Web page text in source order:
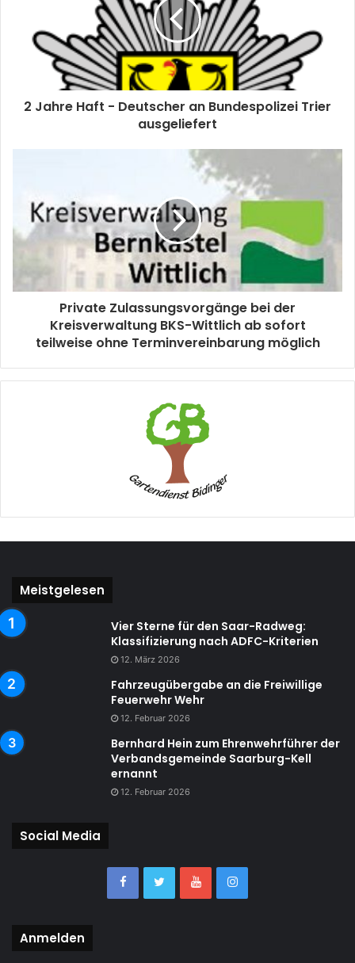
2 Jahre Haft - Deutscher an Bundespolizei Trier
ausgeliefert
Private Zulassungsvorgänge bei der
Kreisverwaltung BKS-Wittlich ab sofort
teilweise ohne Terminvereinbarung möglich
Meistgelesen
Vier Sterne für den Saar-Radweg:
Klassifizierung nach ADFC-Kriterien
12. März 2026
Fahrzeugübergabe an die Freiwillige
Feuerwehr Wehr
12. Februar 2026
Bernhard Hein zum Ehrenwehrführer der
Verbandsgemeinde Saarburg-Kell
ernannt
12. Februar 2026
Social Media
Anmelden